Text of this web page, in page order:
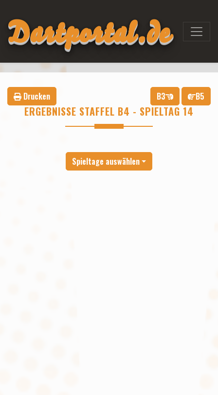
Dartportal.de
Drucken B3 B5
ERGEBNISSE STAFFEL B4 - SPIELTAG 14
Spieltage auswählen